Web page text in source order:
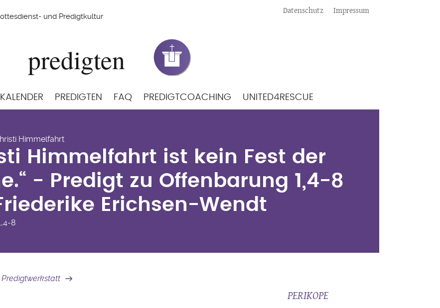
und Predigtkultur
Meta
Datenschutz Impressum
PREDIGTEN FAQ PREDIGTCOACHING UNITED4RESCUE
- Predigt zu Offenbarung 1,4-8
Erichsen-Wendt
Himmelfahrt
Himmelfahrt ist kein Fest der
- Predigt zu Offenbarung 1,4-8
Erichsen-Wendt
8
Predigtwerkstatt
PERIKOPE